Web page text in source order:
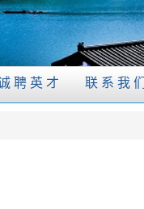
聘英才 联系我们